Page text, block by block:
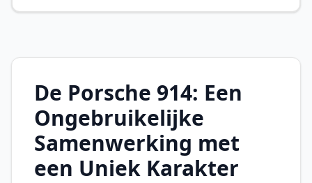
De Porsche 914: Een
Ongebruikelijke
Samenwerking met
een Uniek Karakter